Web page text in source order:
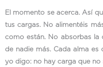
El momento se acerca. Así
tus cargas. No alimentéis
como están. No absorbas la
de nadie más. Cada alma
yo digo: no hay carga que no